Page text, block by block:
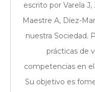
escrito por Varela
Maestre A, Díez-
nuestra Sociedad.
prácticas de
competencias en
Su objetivo es